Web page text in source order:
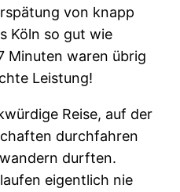
von knapp
Köln so gut wie
Minuten waren übrig
Leistung!
Reise, auf der
durchfahren
durften.
eigentlich nie